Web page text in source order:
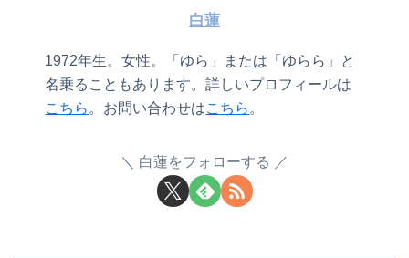
白蓮
1972年生。女性。「ゆら」または「ゆらら」と
名乗ることもあります。詳しいプロフィールは
こちら 。お問い合わせはこちら 。
白蓮をフォローする